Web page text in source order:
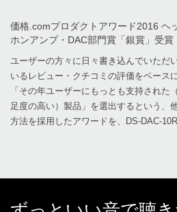
価格.comプロダクトアワード2016 ヘ
ホンアンプ・DAC部門賞「銀賞」受賞
ユーザーの方々に日々書き込んでいただ
いるレビュー・クチコミの評価をベースに
「その年ユーザーにもっとも支持された
足度の高い）製品」を選出するという、
方法を採用したアワードを、DS-DAC-